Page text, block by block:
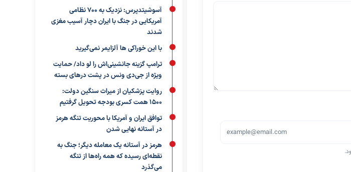
آسوشیتدپرس: نزدیک به ۷۰۰ نظامی
آمریکایی در جنگ با ایران دچار آسیب مغزی
شدند
با این خوراکی ها آلزایمر نمی‌گیرید
ترامپ گزینه جانشینی‌اش را لو داد/ حمایت
ویژه از جی‌دی ونس در پشت درهای بسته
روایت پزشکیان از میراث سنگین دولت:
۱۵۰۰ همت کسری بودجه تحویل گرفتیم
توافق ایران و آمریکا با محوریت تنگه هرمز
در آستانه نهایی شدن
هرمز در آستانه یک معامله دیگر؛ جنگ به
نقطه‌ای رسیده که همه راه‌ها از تنگه
می‌گذرد